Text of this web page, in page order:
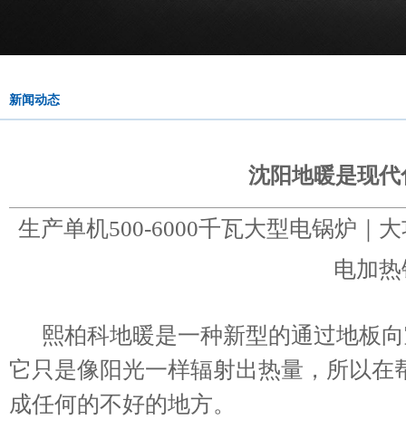
新闻动态
沈阳地暖是现
生产单机500-6000千瓦大型电锅炉｜
电加
熙柏科地暖是一种新型的通过地板
它只是像阳光一样辐射出热量，所以
成任何的不好的地方。